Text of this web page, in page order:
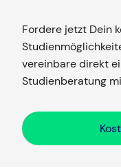
Fordere jetzt Dein
vereinbare direkt
Studienberatung